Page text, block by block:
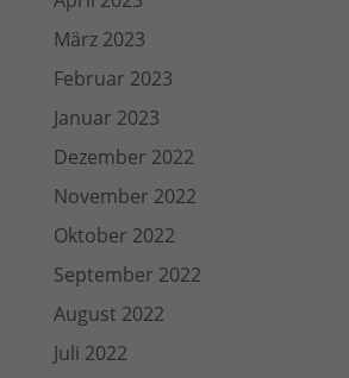
März 2023
Februar 2023
Januar 2023
Dezember 2022
November 2022
Oktober 2022
September 2022
August 2022
Juli 2022